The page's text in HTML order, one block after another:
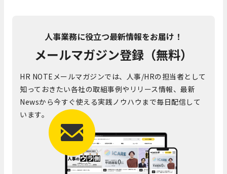
人事業務に役立つ最新情報をお届け！
メールマガジン登録（無料）
HR NOTEメールマガジンでは、人事/HRの担当者として
知っておきたい各社の取組事例やリリース情報、最新
Newsから今すぐ使える実践ノウハウまで毎日配信して
います。